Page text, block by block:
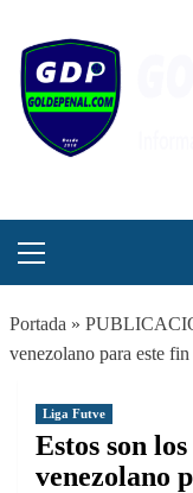
contenido
principal
Portada »
venezolano para este fin
Liga Futve
Estos son
venezolano